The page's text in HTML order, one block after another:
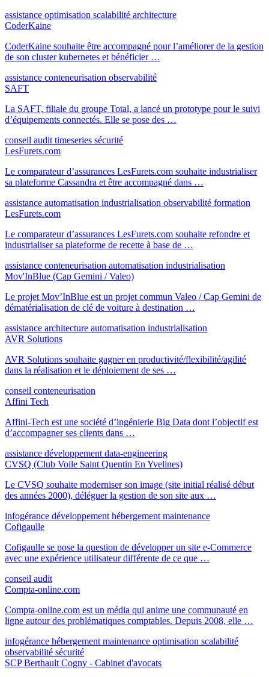
assistance optimisation scalabilité architecture
CoderKaine
CoderKaine souhaite être accompagné pour l’améliorer de la gestion
de son cluster kubernetes et bénéficier …
assistance conteneurisation observabilité
SAFT
La SAFT, filiale du groupe Total, a lancé un prototype pour le suivi
d’équipements connectés. Elle se pose des …
conseil audit timeseries sécurité
LesFurets.com
Le comparateur d’assurances LesFurets.com souhaite industrialiser
sa plateforme Cassandra et être accompagné dans …
assistance automatisation industrialisation observabilité formation
LesFurets.com
Le comparateur d’assurances LesFurets.com souhaite refondre et
industrialiser sa plateforme de recette à base de …
assistance conteneurisation automatisation industrialisation
Mov'InBlue (Cap Gemini / Valeo)
Le projet Mov’InBlue est un projet commun Valeo / Cap Gemini de
dématérialisation de clé de voiture à destination …
assistance architecture automatisation industrialisation
AVR Solutions
AVR Solutions souhaite gagner en productivité/flexibilité/agilité
dans la réalisation et le déploiement de ses …
conseil conteneurisation
Affini Tech
Affini-Tech est une société d’ingénierie Big Data dont l’objectif est
d’accompagner ses clients dans …
assistance développement data-engineering
CVSQ (Club Voile Saint Quentin En Yvelines)
Le CVSQ souhaite moderniser son image (site initial réalisé début
des années 2000), déléguer la gestion de son site aux …
infogérance développement hébergement maintenance
Cofigaulle
Cofigaulle se pose la question de développer un site e-Commerce
avec une expérience utilisateur différente de ce que …
conseil audit
Compta-online.com
Compta-online.com est un média qui anime une communauté en
ligne autour des problématiques comptables. Depuis 2008, elle …
infogérance hébergement maintenance optimisation scalabilité
observabilité sécurité
SCP Berthault Cogny - Cabinet d'avocats